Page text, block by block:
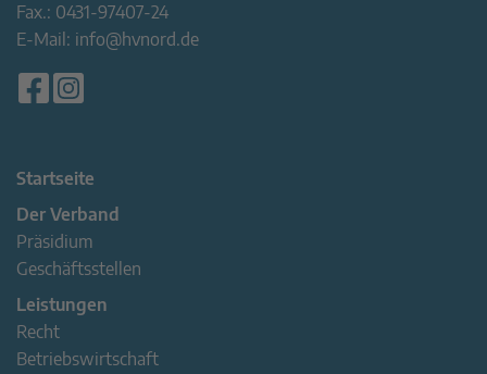
Fax.: 0431-97407-24
E-Mail: info@hvnord.de
Startseite
Der Verband
Präsidium
Geschäftsstellen
Leistungen
Recht
Betriebswirtschaft